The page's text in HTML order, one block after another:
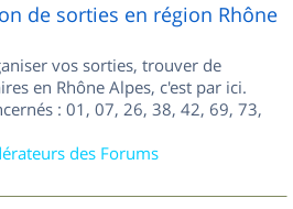
de sorties en région Rhône
vos sorties, trouver de
en Rhône Alpes, c'est par ici.
: 01, 07, 26, 38, 42, 69, 73,
des Forums